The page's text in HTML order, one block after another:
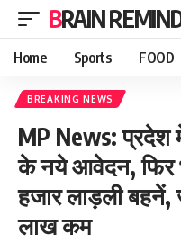
BRAIN
Home Sports FOOD
BREAKING NEWS
MP News: प्रदेश
के नये आवेदन, फिर
हजार लाड़ली बहनें,
लाख कम